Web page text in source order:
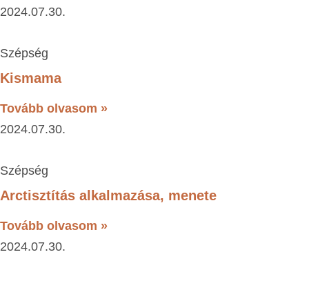
2024.07.30.
Szépség
Kismama
Tovább olvasom »
2024.07.30.
Szépség
Arctisztítás alkalmazása, menete
Tovább olvasom »
2024.07.30.